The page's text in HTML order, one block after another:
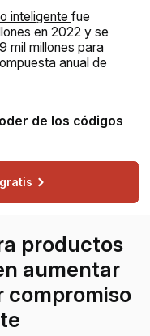
inteligente fue
en 2022 y se
mil millones para
anual de
de los códigos
productos
aumentar
compromiso